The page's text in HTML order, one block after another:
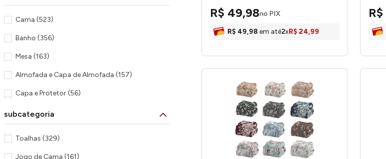
Ver mais 10
Cama (523)
Banho (356)
Mesa (163)
Almofada e Capa de Almofada (157)
Capa e Protetor(56)
subcategoria
Toalhas (329)
Jogo de Cama (161)
R$ 49,98no PIX
R$ 49,98 em até2xR$ 24,99
R$